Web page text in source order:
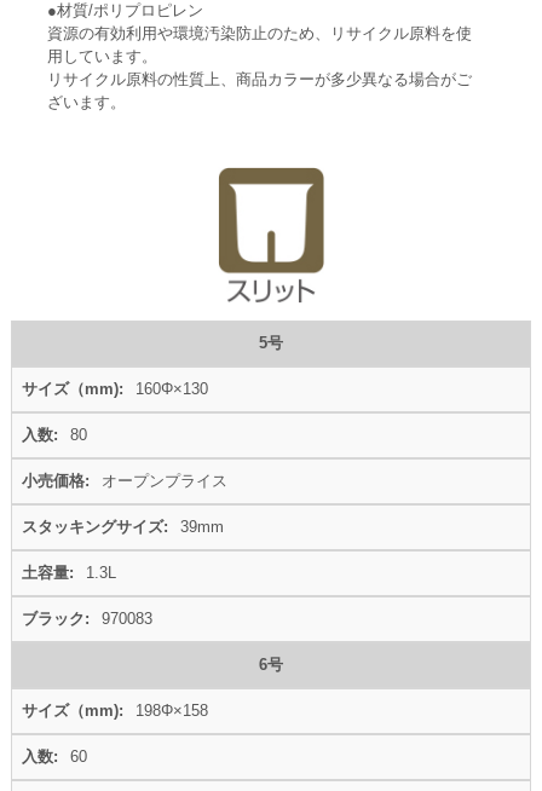
●材質/ポリプロピレン
資源の有効利用や環境汚染防止のため、リサイクル原料を使
用しています。
リサイクル原料の性質上、商品カラーが多少異なる場合がご
ざいます。
5号
160Φ×130
80
オープンプライス
39mm
1.3L
970083
6号
198Φ×158
60